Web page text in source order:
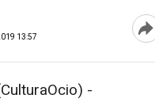
13:57
-